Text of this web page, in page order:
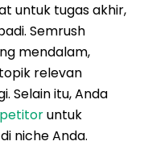
untuk tugas akhir,
Semrush
mendalam,
relevan
Selain itu, Anda
untuk
niche Anda.